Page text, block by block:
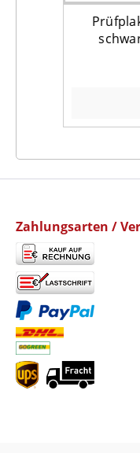
Zahlungsarten /